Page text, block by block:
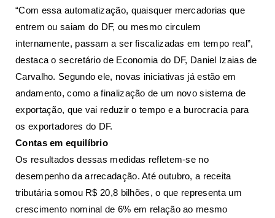
“Com essa automatização, quaisquer mercadorias que
entrem ou saiam do DF, ou mesmo circulem
internamente, passam a ser fiscalizadas em tempo real”,
destaca o secretário de Economia do DF, Daniel Izaias de
Carvalho. Segundo ele, novas iniciativas já estão em
andamento, como a finalização de um novo sistema de
exportação, que vai reduzir o tempo e a burocracia para
os exportadores do DF.
Contas em equilíbrio
Os resultados dessas medidas refletem-se no
desempenho da arrecadação. Até outubro, a receita
tributária somou R$ 20,8 bilhões, o que representa um
crescimento nominal de 6% em relação ao mesmo